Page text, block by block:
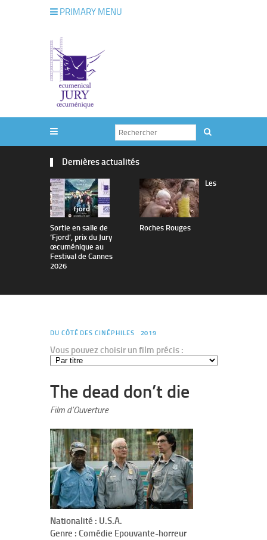
PRIMARY MENU
Dernières actualités
Sortie en salle de
’Fjord’, prix du Jury
œcuménique au
Festival de Cannes
2026
Les
Roches Rouges
DU CÔTÉ DES CINÉPHILES 2019
Vous pouvez choisir un film précis :
The dead don’t die
Film d’Ouverture
Nationalité : U.S.A.
Genre : Comédie Epouvante-horreur